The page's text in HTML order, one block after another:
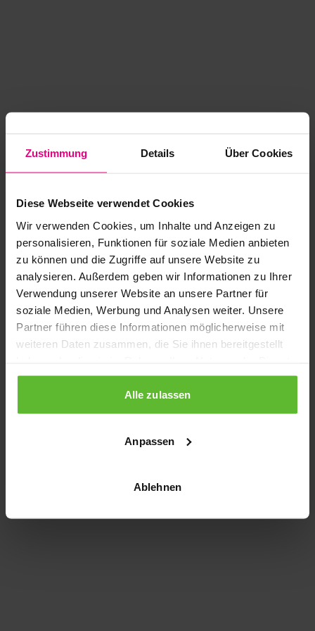
Zustimmung Details Über Cookies
Diese Webseite verwendet Cookies
Wir verwenden Cookies, um Inhalte und Anzeigen zu
personalisieren, Funktionen für soziale Medien anbieten
zu können und die Zugriffe auf unsere Website zu
analysieren. Außerdem geben wir Informationen zu Ihrer
Verwendung unserer Website an unsere Partner für
soziale Medien, Werbung und Analysen weiter. Unsere
Partner führen diese Informationen möglicherweise mit
weiteren Daten zusammen, die Sie ihnen bereitgestellt
gesammelt haben.
Alle zulassen
Anpassen
Ablehnen
Application error: a client-side exception has occurred
loading www.kurzwego.de (see the browser console for more
information).